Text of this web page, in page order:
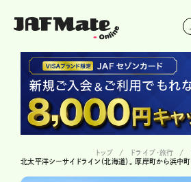
トップ ドライブ･旅行